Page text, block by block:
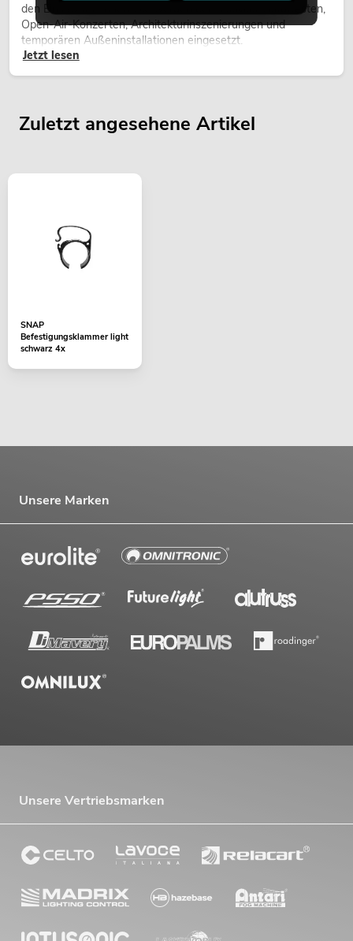
den Einsatz im Freien. Sie werden bei Festivals, Stadtfesten,
Open-Air-Konzerten, Architekturinszenierungen und
temporären Außeninstallationen eingesetzt.
Jetzt lesen
Zuletzt angesehene Artikel
SNAP
Befestigungsklammer light
schwarz 4x
Unsere Marken
Unsere Vertriebsmarken